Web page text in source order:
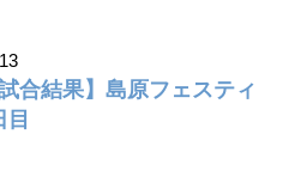
試合結果】島原フェスティ
目